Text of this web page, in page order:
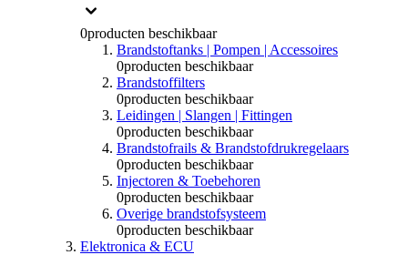
0producten beschikbaar
Brandstoftanks | Pompen | Accessoires
0producten beschikbaar
Brandstoffilters
0producten beschikbaar
Leidingen | Slangen | Fittingen
0producten beschikbaar
Brandstofrails & Brandstofdrukregelaars
0producten beschikbaar
Injectoren & Toebehoren
0producten beschikbaar
Overige brandstofsysteem
0producten beschikbaar
Elektronica & ECU